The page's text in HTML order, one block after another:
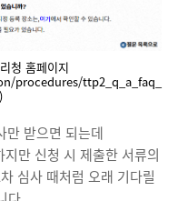
청 홈페이지
ttp2_q_a_faq_
만 받으면 되는데
만 신청 시 제출한 서류의
심사 때처럼 오래 기다릴